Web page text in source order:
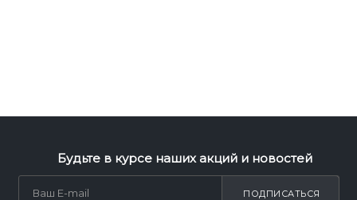
Будьте в курсе наших акций и новостей
ПОДПИСАТЬСЯ